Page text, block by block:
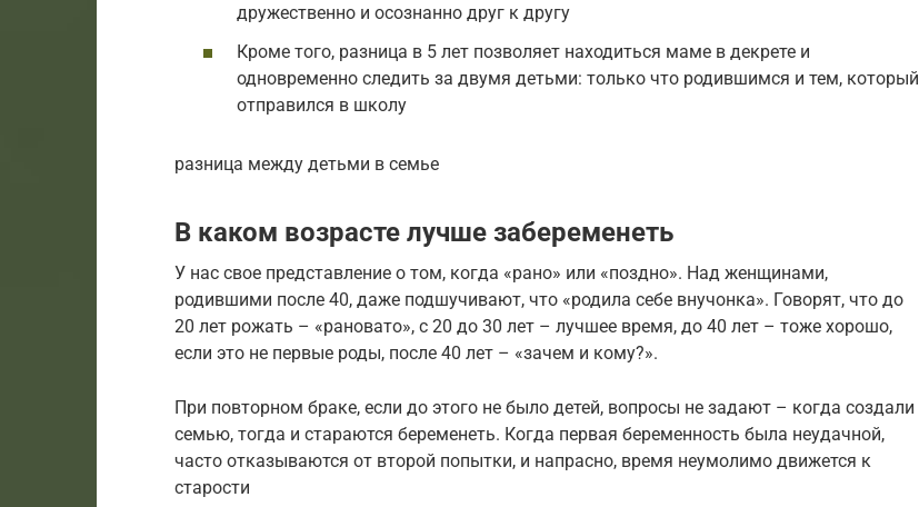
дружественно и осознанно друг к другу
Кроме того, разница в 5 лет позволяет находиться маме в декрете и
одновременно следить за двумя детьми: только что родившимся и тем, который
отправился в школу
разница между детьми в семье
В каком возрасте лучше забеременеть
У нас свое представление о том, когда «рано» или «поздно». Над женщинами,
родившими после 40, даже подшучивают, что «родила себе внучонка». Говорят, что до
20 лет рожать – «рановато», с 20 до 30 лет – лучшее время, до 40 лет – тоже хорошо,
если это не первые роды, после 40 лет – «зачем и кому?».
При повторном браке, если до этого не было детей, вопросы не задают – когда создали
семью, тогда и стараются беременеть. Когда первая беременность была неудачной,
часто отказываются от второй попытки, и напрасно, время неумолимо движется к
старости